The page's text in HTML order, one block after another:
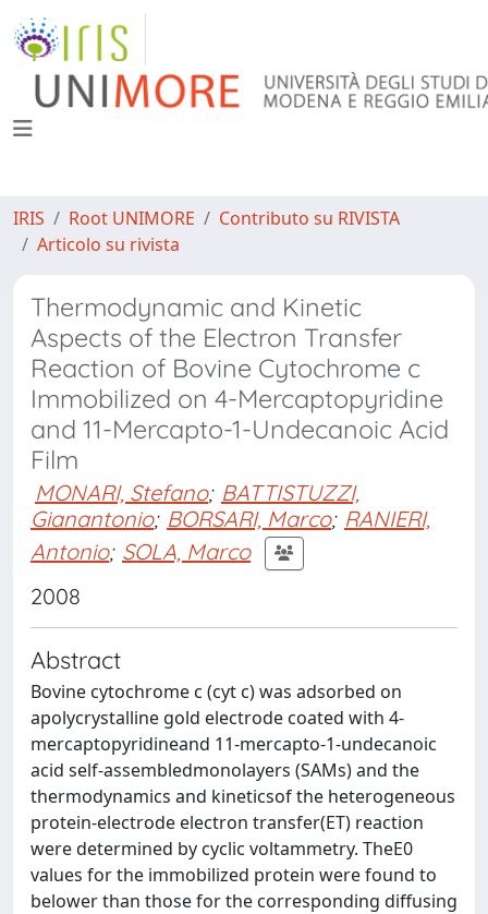
IRIS Root UNIMORE
Contributo su RIVISTA
Articolo su rivista
Thermodynamic and Kinetic
Aspects of the Electron Transfer
Reaction of Bovine Cytochrome c
Immobilized on 4-Mercaptopyridine
and 11-Mercapto-1-Undecanoic Acid
Film
MONARI, Stefano; BATTISTUZZI,
Gianantonio; BORSARI, Marco; RANIERI,
Antonio; SOLA, Marco
2008
Abstract
Bovine cytochrome c (cyt c) was adsorbed on
apolycrystalline gold electrode coated with 4-
mercaptopyridineand 11-mercapto-1-undecanoic
acid self-assembledmonolayers (SAMs) and the
thermodynamics and kineticsof the heterogeneous
protein-electrode electron transfer(ET) reaction
were determined by cyclic voltammetry. TheE0
values for the immobilized protein were found to
belower than those for the corresponding diffusing